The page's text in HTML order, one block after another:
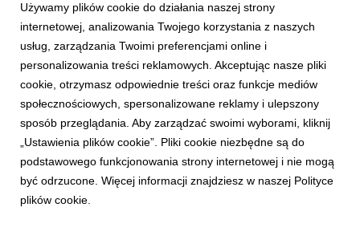
DLA BIZNESU
Intensywne zakupy gruntów i wzmocnienie
oferty nowymi projektami. Archicom
podsumowuje I półrocze 2024 r.
17 września 2024
Archicom konsekwentnie zmierza do realizacji
średnioterminowego celu – sprzedaży 4000 mieszkań rocznie.
Od początku roku spółka zakupiła i zabezpieczyła atrakcyjne
Używamy plików cookie do działania naszej strony
internetowej, analizowania Twojego korzystania z naszych
usług, zarządzania Twoimi preferencjami online i
personalizowania treści reklamowych. Akceptując nasze pliki
cookie, otrzymasz odpowiednie treści oraz funkcje mediów
społecznościowych, spersonalizowane reklamy i ulepszony
sposób przeglądania. Aby zarządzać swoimi wyborami, kliknij
„Ustawienia plików cookie”. Pliki cookie niezbędne są do
podstawowego funkcjonowania strony internetowej i nie mogą
być odrzucone. Więcej informacji znajdziesz w naszej Polityce
plików cookie.